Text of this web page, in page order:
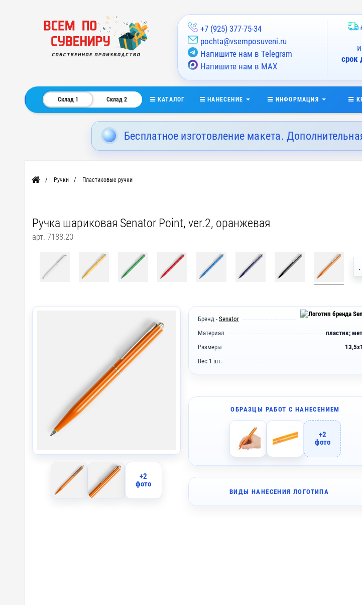
+7 (925) 377-75-34
pochta@vsemposuveni.ru
Напишите нам в Telegram
Напишите нам в MAX
срок
Склад 1 Склад 2 КАТАЛОГ НАНЕСЕНИЕ ИНФОРМАЦИЯ
Бесплатное изготовление макета.
Главная Ручки Пластиковые ручки
Ручка шариковая Senator Point, ver.2, оранжевая
арт. 7188.20
+2
фото
Бренд -Senator
Материал
пластик;
Размеры
Вес 1 шт.
ВИДЫ НАНЕСЕНИЯ ЛОГОТИПА
ОБРАЗЦЫ РАБОТ С НАНЕСЕНИЕМ
+2
фото